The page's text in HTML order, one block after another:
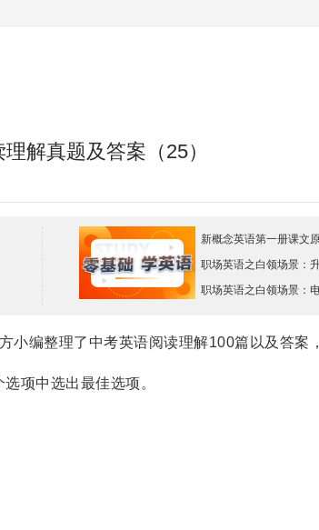
解真题及答案（25）
新概念英语第一册课文
职场英语之白领场景：
职场英语之白领场景：
编整理了中考英语阅读理解100篇以及答案
项中选出最佳选项。